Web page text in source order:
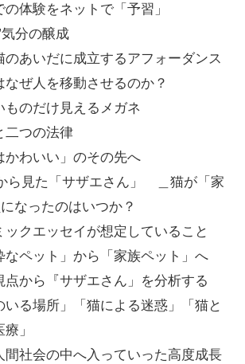
の体験をネットで「予習」
気分の醸成
のあいだに成立するアフォーダンス
なぜ人を移動させるのか？
ものだけ見えるメガネ
二つの法律
かわいい」のその先へ
見た「サザエさん」 ＿猫が「家
なったのはいつか？
ックエッセイが想定していること
なペット」から「家族ペット」へ
点から『サザエさん」を分析する
いる場所」「猫による迷惑」「猫と
」
間社会の中へ入っていった高度成長